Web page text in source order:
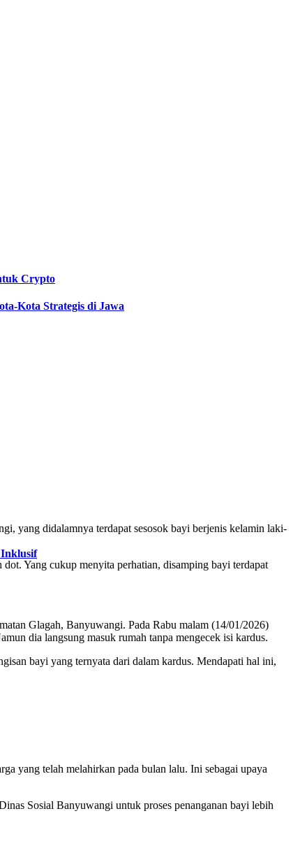
Crypto
Kota Strategis di Jawa
Inklusif
yang didalamnya terdapat sesosok bayi berjenis kelamin laki-
Yang cukup menyita perhatian, disamping bayi terdapat
Glagah, Banyuwangi. Pada Rabu malam (14/01/2026)
dia langsung masuk rumah tanpa mengecek isi kardus.
bayi yang ternyata dari dalam kardus. Mendapati hal ini,
yang telah melahirkan pada bulan lalu. Ini sebagai upaya
Sosial Banyuwangi untuk proses penanganan bayi lebih